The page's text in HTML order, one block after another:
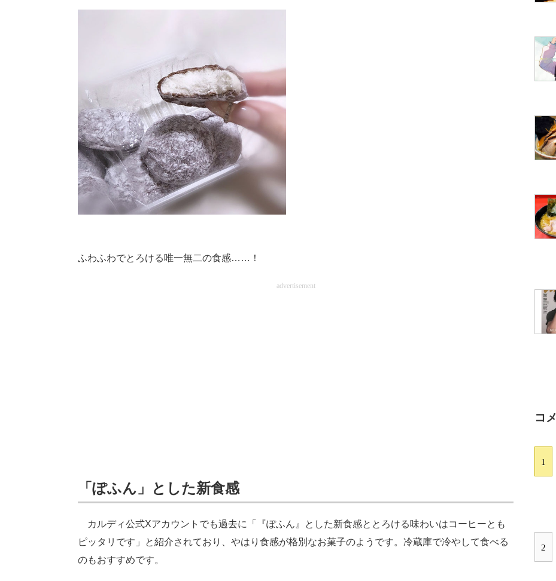
ふわふわでとろける唯一無二の食感……！
advertisement
「ぽふん」とした新食感
カルディ公式Xアカウントでも過去に「『ぽふん』とした新食感ととろける味わいはコーヒーとも
ピッタリです」と紹介されており、やはり食感が格別なお菓子のようです。冷蔵庫で冷やして食べる
のもおすすめです。
コ
1
2